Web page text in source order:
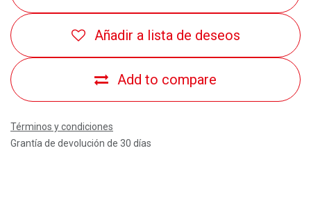
Add to compare
Añadir a lista de deseos
Términos y condiciones
Grantía de devolución de 30 días